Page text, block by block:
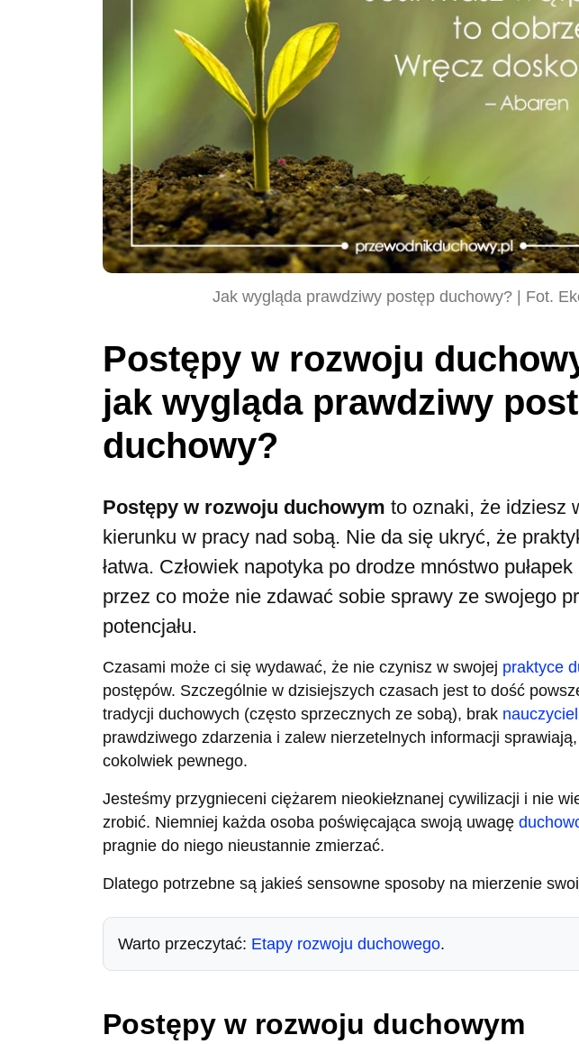
Jak wygląda prawdziwy postęp duchowy? | Fot.
Postępy w rozwoju
jak wygląda prawdziwy
duchowy?
Postępy w rozwoju duchowym to oznaki, że idziesz
kierunku w pracy nad sobą. Nie da się ukryć, że
łatwa. Człowiek napotyka po drodze mnóstwo
przez co może nie zdawać sobie sprawy ze swojego
potencjału.
Czasami może ci się wydawać, że nie czynisz w swojej praktyce
postępów. Szczególnie w dzisiejszych czasach jest to dość
tradycji duchowych (często sprzecznych ze sobą), brak
prawdziwego zdarzenia i zalew nierzetelnych informacji
cokolwiek pewnego.
Jesteśmy przygnieceni ciężarem nieokiełznanej cywilizacji i nie
zrobić. Niemniej każda osoba poświęcająca swoją uwagę
pragnie do niego nieustannie zmierzać.
Dlatego potrzebne są jakieś sensowne sposoby na mierzenie
Warto przeczytać: Etapy rozwoju duchowego.
Postępy w rozwoju duchowym